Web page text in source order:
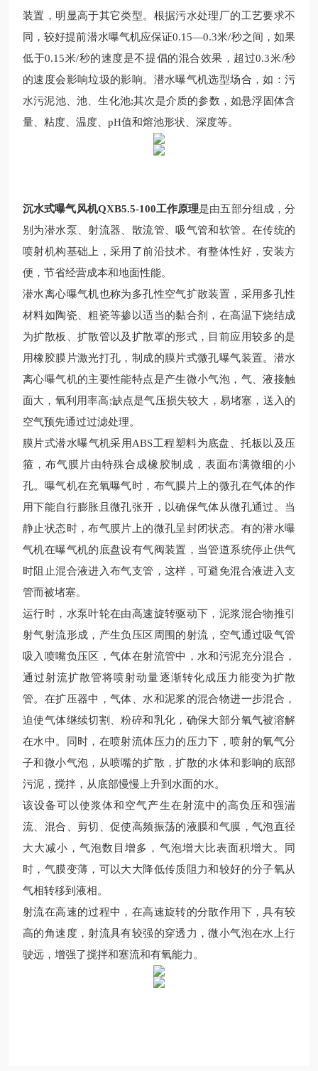
装置，明显高于其它类型。根据污水处理厂的工艺要求不
同，较好提前潜水曝气机应保证0.15—0.3米/秒之间，如果
低于0.15米/秒的速度是不提倡的混合效果，超过0.3米/秒
的速度会影响垃圾的影响。潜水曝气机选型场合 ，如：污
水污泥池、池、生化池;其次是介质的参数，如悬浮固体含
量、粘度、温度、 pH值和熔池形状、深度等。
沉水式曝气风机QXB5.5-100工作原理是由五部分组成，分
别为潜水泵、射流器、散流管、吸气管和软管。在传统的
喷射机构基础上，采用了前沿技术。有整体性好，安装方
便，节省经营成本和地面性能。
潜水离心曝气机也称为多孔性空气扩散装置，采用多孔性
材料如陶瓷、粗瓷等掺以适当的黏合剂，在高温下烧结成
为扩散板、扩散管以及扩散罩的形式，目前应用较多的是
用橡胶膜片激光打孔，制成的膜片式微孔曝气装置。潜水
离心曝气机的主要性能特点是产生微小气泡，气、液接触
面大，氧利用率高;缺点是气压损失较大，易堵塞，送入的
空气预先通过过滤处理。
膜片式潜水曝气机采用ABS工程塑料为底盘、托板以及压
箍，布气膜片由特殊合成橡胶制成，表面布满微细的小
孔。曝气机在充氧曝气时，布气膜片上的微孔在气体的作
用下能自行膨胀且微孔张开，以确保气体从微孔通过。当
静止状态时，布气膜片上的微孔呈封闭状态。有的潜水曝
气机在曝气机的底盘设有气阀装置，当管道系统停止供气
时阻止混合液进入布气支管，这样，可避免混合液进入支
管而被堵塞。
运行时，水泵叶轮在由高速旋转驱动下，泥浆混合物推引
射气射流形成，产生负压区周围的射流，空气通过吸气管
吸入喷嘴负压区，气体在射流管中，水和污泥充分混合，
通过射流扩散管将喷射动量逐渐转化成压力能变为扩散
管。在扩压器中，气体、水和泥浆的混合物进一步混合，
迫使气体继续切割、粉碎和乳化，确保大部分氧气被溶解
在水中。同时，在喷射流体压力的压力下，喷射的氧气分
子和微小气泡，从喷嘴的扩散，扩散的水体和影响的底部
污泥，搅拌，从底部慢慢上升到水面的水。
该设备可以使浆体和空气产生在射流中的高负压和强湍
流、混合、剪切、促使高频振荡的液膜和气膜，气泡直径
大大减小，气泡数目增多，气泡增大比表面积增大。同
时，气膜变薄，可以大大降低传质阻力和较好的分子氧从
气相转移到液相。
射流在高速的过程中，在高速旋转的分散作用下，具有较
高的角速度，射流具有较强的穿透力，微小气泡在水上行
驶远，增强了搅拌和塞流和有氧能力。